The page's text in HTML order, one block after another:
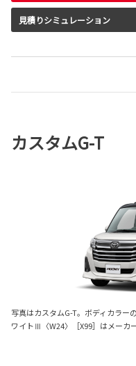
見積りシミュレーション
カスタムG-T
写真はカスタムG-T。ボディカラ
ワイトⅢ〈W24〉［X99］はメーカ